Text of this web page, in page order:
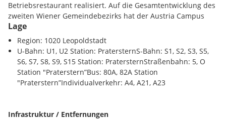
Betriebsrestaurant realisiert. Auf die Gesamtentwicklung des
zweiten Wiener Gemeindebezirks hat der Austria Campus
großen positiven Einfluss.
Der Standort ist perfekt an das öffentliche Netz in Wien
angebunden: durch den Verkehrsknotenpunkt Praterstern
insbesondere mit den U-Bahn-Linien U1 und U2, sowie durch
den Schnellbahn-Bahnhof Praterstern. Ein weiterer Pluspunkt
Schwechat durch den City Airport Train (CAT). Ebenfalls steht
eine große Garage im Haus zur Verfügung.
Lage
Region: 1020 Leopoldstadt
U-Bahn: U1, U2 Station: PratersternS-Bahn: S1, S2, S3, S5,
S6, S7, S8, S9, S15 Station: PratersternStraßenbahn: 5, O
Station "Praterstern”Bus: 80A, 82A Station
"Praterstern”Individualverkehr: A4, A21, A23
Infrastruktur / Entfernungen